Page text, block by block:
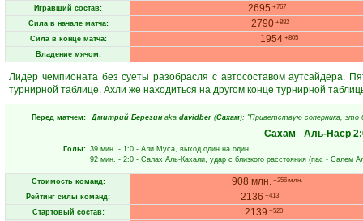
Игравший состав: 2695 +767
Сила в начале матча: 2790+882
Сила в конце матча: 1954 +805
Владение мячом:
Лидер чемпионата без суеты разобрасля с автосоставом аутсайдера.
турнирной таблице. Ахли же находиться на другом конце турнирной
Перед матчем: Дмитрий Березин aka davidber (Сахам): "Приветствую соперника, это
Сахам - Аль-Наср
Голы: 39 мин. - 1:0 - Али Муса, выход один на один
92 мин. - 2:0 - Салах Аль-Кахали, удар с близкого расстояния (пас - Салем
Стоимость команд: 908 млн. +256 млн.
Рейтинг силы команд: 2136 +413
Стартовый состав: 2139 +520